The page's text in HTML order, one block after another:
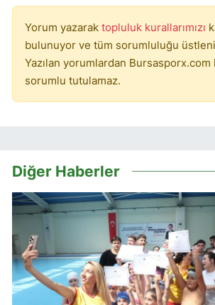
Yorum yazarak topluluk kurallarımızı
bulunuyor ve tüm sorumluluğu
Yazılan yorumlardan
sorumlu tutulamaz.
Diğer Haberler